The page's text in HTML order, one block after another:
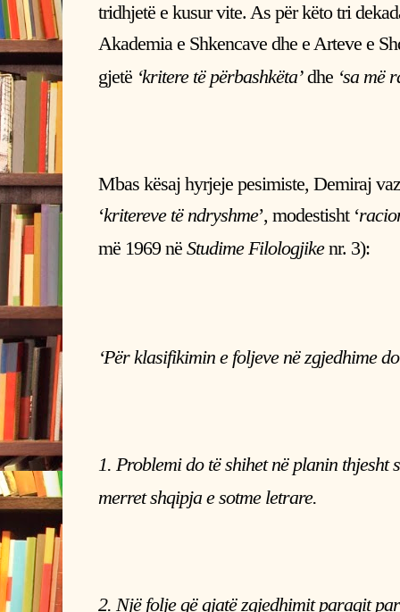
tridhjetë e kusur vite. As për këto tri
Akademia e Shkencave dhe e Arteve e
gjetë ‘kritere të përbashkëta’dhe ‘sa më
Mbas kësaj hyrjeje pesimiste, Demiraj
‘kritereve të ndryshme’, modestisht ‘
më 1969 në Studime Filologjikenr. 3):
‘Për klasifikimin e foljeve në zgjedhime
1. Problemi do të shihet në planin thjesht
merret shqipja e sotme letrare.
2. Një folje që gjatë zgjedhimit paraqit